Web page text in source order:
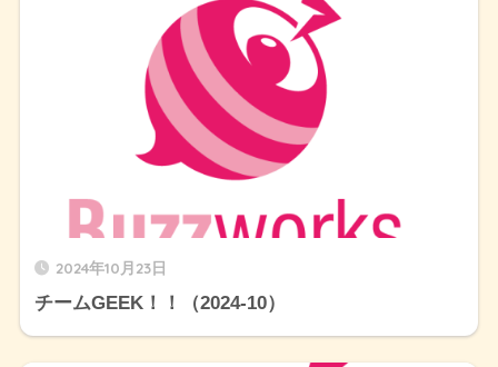
2024年10月23日
チームGEEK！！（2024-10）